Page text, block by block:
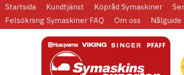
Startsida Kundtjänst Köpråd Symaskiner
Felsökning Symaskiner FAQ
Om oss Nålguide